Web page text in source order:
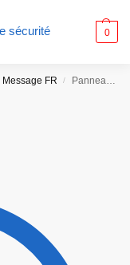
0
Message FR / Panneau Photoluminescent / Phosphorescent / Consignes de sécurité